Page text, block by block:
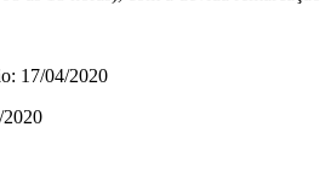
17/04/2020
2020